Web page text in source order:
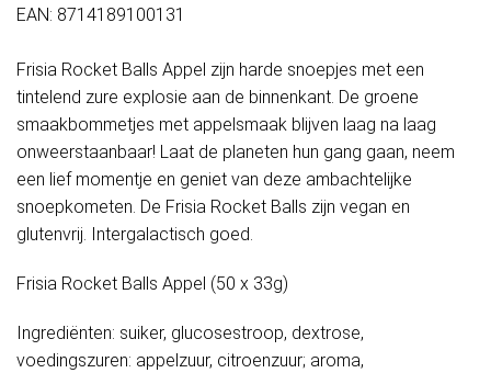
EAN: 8714189100131
Frisia Rocket Balls Appel zijn harde snoepjes met een
tintelend zure explosie aan de binnenkant. De groene
smaakbommetjes met appelsmaak blijven laag na laag
onweerstaanbaar! Laat de planeten hun gang gaan, neem
een lief momentje en geniet van deze ambachtelijke
snoepkometen. De Frisia Rocket Balls zijn vegan en
glutenvrij. Intergalactisch goed.
Frisia Rocket Balls Appel (50 x 33g)
Ingrediënten: suiker, glucosestroop, dextrose,
voedingszuren: appelzuur, citroenzuur; aroma,